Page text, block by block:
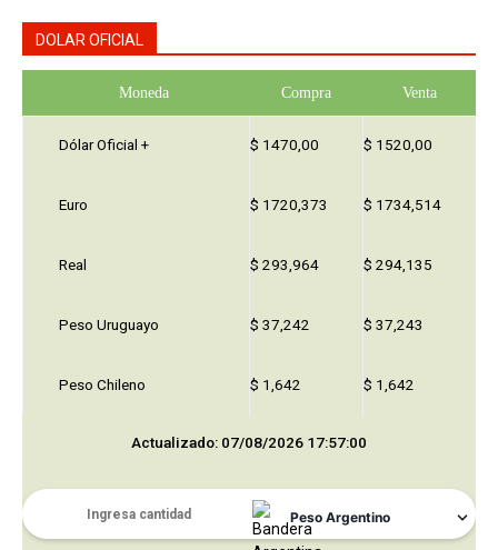
DOLAR OFICIAL
Moneda Compra Venta
Dólar Oficial + $ 1470,00 $ 1520,00
Euro $ 1720,373 $ 1734,514
Real $ 293,964 $ 294,135
Peso Uruguayo $ 37,242 $ 37,243
Peso Chileno $ 1,642 $ 1,642
Actualizado: 07/08/2026 17:57:00